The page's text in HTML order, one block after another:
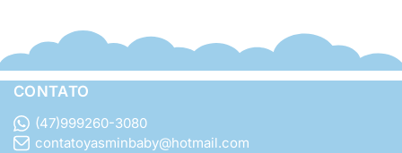
CONTATO
(47)999260-3080
contatoyasminbaby@hotmail.com